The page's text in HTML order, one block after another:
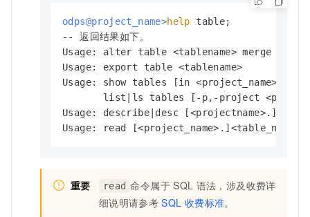
odps@project_name>help table;
-- 返回结果如下。
Usage: alter table <tablename> merge
Usage: export table <tablename>
Usage: show tables [in <project_name>]
list|ls tables [-p,-project
Usage: describe|desc
Usage: read
重要 read 命令属于 SQL 语法，涉及收费详
细说明请参考 SQL 收费标准。